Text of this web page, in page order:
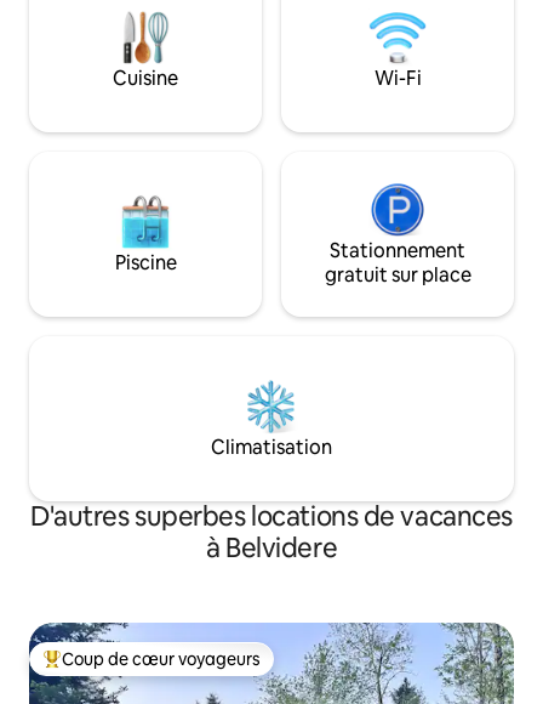
camps sont fermés pour l'hiver. Profitez
de votre séjour pour cuisiner et profiter
de l'atmosphère chaleureuse ou faites le
trajet d'environ 20 minutes en voiture
d'autres attractions locales.
d'extérieur
Burlington, à 2
35 minutes de
Entrée de sentier
Cuisine Wi-Fi
Piscine
Stationnement
gratuit sur place
Climatisation
D'autres superbes locations de vacances
à Belvidere
Coup de cœur voyageurs parmi les plus aimés
Coup de cœur voyageurs